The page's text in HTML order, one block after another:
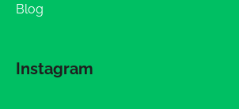
Blog
Instagram